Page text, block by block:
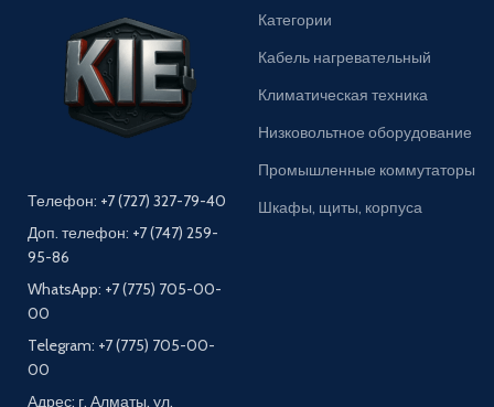
Телефон: +7 (727) 327-79-40
Доп. телефон: +7 (747) 259-
95-86
WhatsApp: +7 (775) 705-00-
00
Telegram: +7 (775) 705-00-
00
Адрес: г. Алматы, ул.
Категории
Кабель нагревательный
Климатическая техника
Низковольтное оборудование
Промышленные коммутаторы
Шкафы, щиты, корпуса